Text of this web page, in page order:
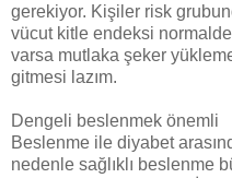
gerekiyor. Kişiler risk
vücut kitle endeksi
varsa mutlaka şeker
gitmesi lazım.
Dengeli beslenmek önemli
Beslenme ile diyabet
nedenle sağlıklı beslenme